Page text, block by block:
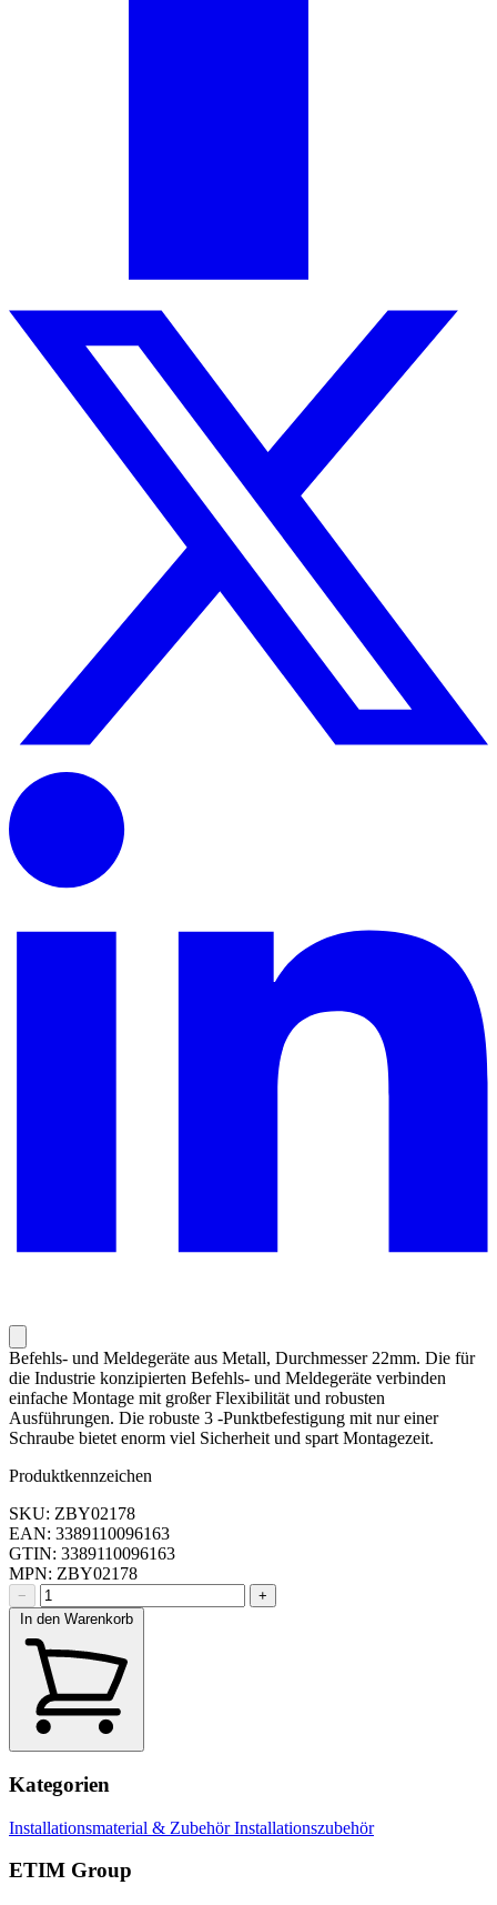
Befehls- und Meldegeräte aus Metall, Durchmesser 22mm. Die für
die Industrie konzipierten Befehls- und Meldegeräte verbinden
einfache Montage mit großer Flexibilität und robusten
Ausführungen. Die robuste 3 -Punktbefestigung mit nur einer
Schraube bietet enorm viel Sicherheit und spart Montagezeit.
Produktkennzeichen
SKU: ZBY02178
EAN: 3389110096163
GTIN: 3389110096163
MPN: ZBY02178
−
+
In den Warenkorb
Kategorien
Installationsmaterial & ZubehörInstallationszubehör
ETIM Group